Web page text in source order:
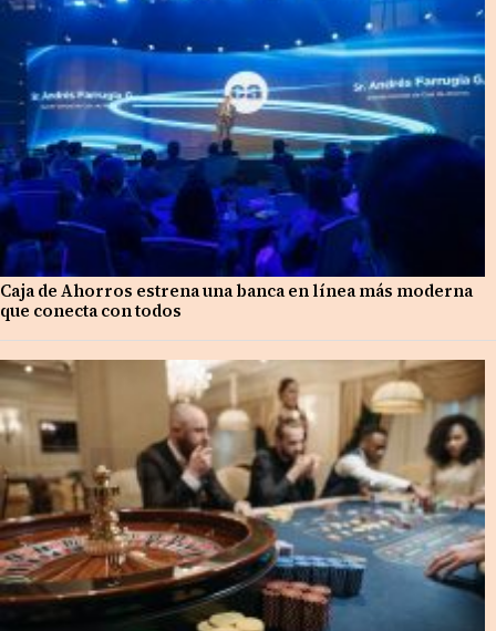
Caja de Ahorros estrena una banca en línea más moderna
que conecta con todos